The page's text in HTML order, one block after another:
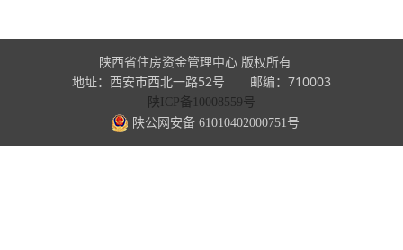
陕西省住房资金管理中心 版权所有
地址：西安市西北一路52号 邮编：710003
陕ICP备10008559号
陕公网安备 61010402000751号